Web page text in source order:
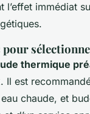
l’effet immédiat
pour
thermique
Il est
chaude, et